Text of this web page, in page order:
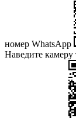
номер WhatsApp
Наведите камеру